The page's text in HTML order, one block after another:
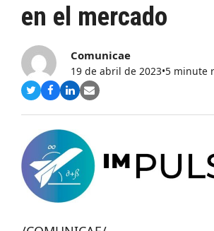
en el mercado
Comunicae
19 de abril de 2023•5 minute
Compartir
Twitter
Compartir
Facebook
Compartir
LinkedIn
Share
Email